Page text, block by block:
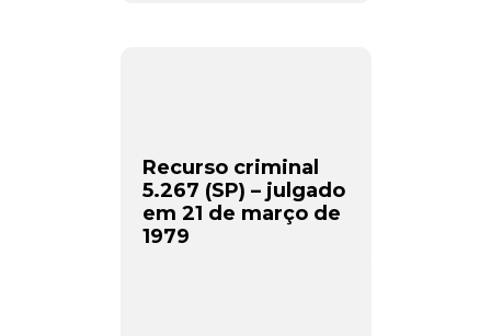
Recurso criminal
5.267 (SP) – julgado
em 21 de março de
1979